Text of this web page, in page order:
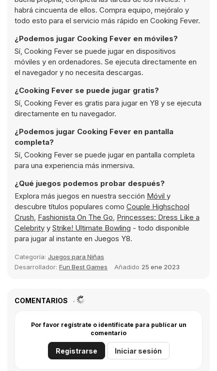
habrá cincuenta de ellos. Compra equipo, mejóralo y
todo esto para el servicio más rápido en Cooking Fever.
¿Podemos jugar Cooking Fever en móviles?
Sí, Cooking Fever se puede jugar en dispositivos
móviles y en ordenadores. Se ejecuta directamente en
el navegador y no necesita descargas.
¿Cooking Fever se puede jugar gratis?
Sí, Cooking Fever es gratis para jugar en Y8 y se ejecuta
directamente en tu navegador.
¿Podemos jugar Cooking Fever en pantalla
completa?
Sí, Cooking Fever se puede jugar en pantalla completa
para una experiencia más inmersiva.
¿Qué juegos podemos probar después?
Explora más juegos en nuestra sección Móvil y
descubre títulos populares como Couple Highschool
Crush, Fashionista On The Go, Princesses: Dress Like a
Celebrity y Strike! Ultimate Bowling - todo disponible
para jugar al instante en Juegos Y8.
Categoría: Juegos para Niñas
Desarrollador: Fun Best Games Añadido 25 ene 2023
COMENTARIOS
Por favor regístrate o identifícate para publicar un
comentario
Registrarse Iniciar sesión